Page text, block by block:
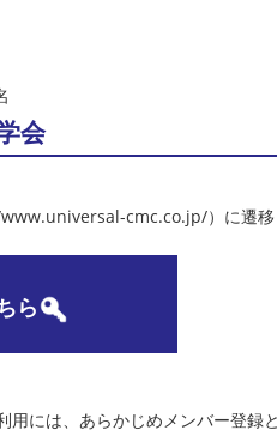
会
cmc.co.jp/）に遷移
ら
には、あらかじめメンバー登録